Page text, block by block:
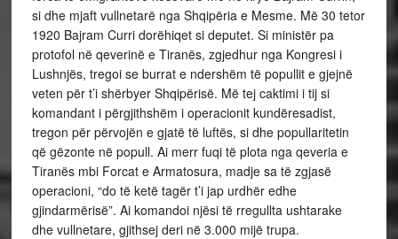
si dhe mjaft vullnetarë nga Shqipëria e Mesme. Më 30 tetor
1920 Bajram Curri dorëhiqet si deputet. Si ministër pa
protofol në qeverinë e Tiranës, zgjedhur nga Kongresi i
Lushnjës, tregoi se burrat e ndershëm të popullit e gjejnë
veten për t’i shërbyer Shqipërisë. Më tej caktimi i tij si
komandant i përgjithshëm i operacionit kundëresadist,
tregon për përvojën e gjatë të luftës, si dhe popullaritetin
që gëzonte në popull. Ai merr fuqi të plota nga qeveria e
Tiranës mbi Forcat e Armatosura, madje sa të zgjasë
operacioni, “do të ketë tagër t’i jap urdhër edhe
gjindarmërisë”. Ai komandoi njësi të rregullta ushtarake
dhe vullnetare, gjithsej deri në 3.000 mijë trupa.